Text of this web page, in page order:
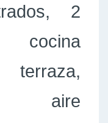
2
cocina
terraza,
aire